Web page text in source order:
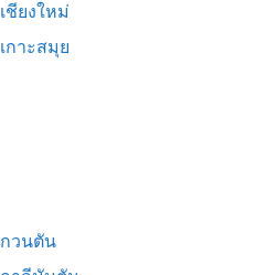
เชียงใหม่
เกาะสมุย
กวนตัน